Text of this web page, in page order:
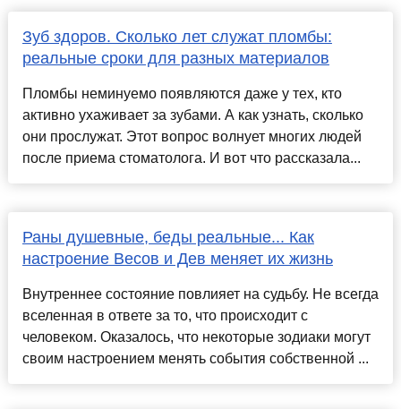
Зуб здоров. Сколько лет служат пломбы:
реальные сроки для разных материалов
Пломбы неминуемо появляются даже у тех, кто
активно ухаживает за зубами. А как узнать, сколько
они прослужат. Этот вопрос волнует многих людей
после приема стоматолога. И вот что рассказала...
Раны душевные, беды реальные... Как
настроение Весов и Дев меняет их жизнь
Внутреннее состояние повлияет на судьбу. Не всегда
вселенная в ответе за то, что происходит с
человеком. Оказалось, что некоторые зодиаки могут
своим настроением менять события собственной ...